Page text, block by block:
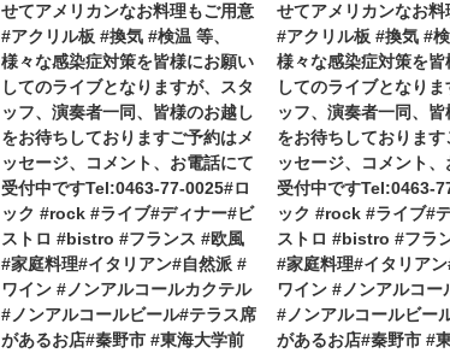
せてアメリカンなお料理もご用意
#アクリル板 #換気 #検温 等、
様々な感染症対策を皆様にお願い
してのライブとなりますが、スタ
ッフ、演奏者一同、皆様のお越し
をお待ちしておりますご予約はメ
ッセージ、コメント、お電話にて
受付中ですTel:0463-77-0025#ロ
ック #rock #ライブ#ディナー#ビ
ストロ #bistro #フランス #欧風
#家庭料理#イタリアン#自然派 #
ワイン #ノンアルコールカクテル
#ノンアルコールビール#テラス席
があるお店#秦野市 #東海大学前
せてアメリカンなお料
#アクリル板 #換気 #検
様々な感染症対策を皆
してのライブとなりま
ッフ、演奏者一同、皆
をお待ちしております
ッセージ、コメント、
受付中ですTel:0463-
ック #rock #ライブ#
ストロ #bistro #フラ
#家庭料理#イタリア
ワイン #ノンアルコー
#ノンアルコールビー
があるお店#秦野市 #